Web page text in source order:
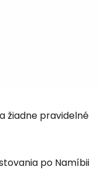
žiadne pravidelné
po Namíbii